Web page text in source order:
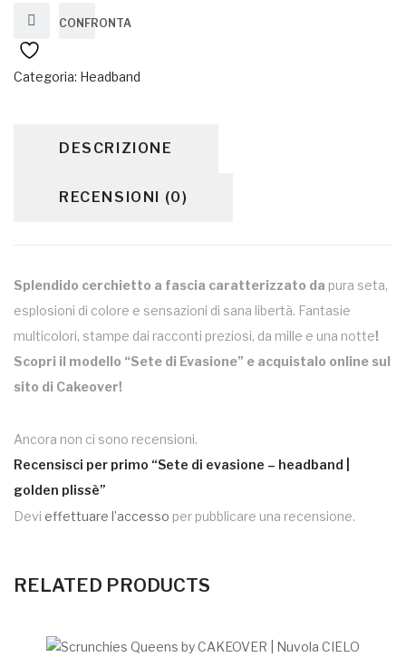
CONFRONTA
Categoria: Headband
DESCRIZIONE
RECENSIONI (0)
Splendido cerchietto a fascia caratterizzato da pura seta,
esplosioni di colore e sensazioni di sana libertà. Fantasie
multicolori, stampe dai racconti preziosi, da mille e una notte!
Scopri il modello “Sete di Evasione” e acquistalo online sul
sito di Cakeover!
Ancora non ci sono recensioni.
Recensisci per primo “Sete di evasione – headband |
golden plissè”
Devi effettuare l’accesso per pubblicare una recensione.
RELATED PRODUCTS